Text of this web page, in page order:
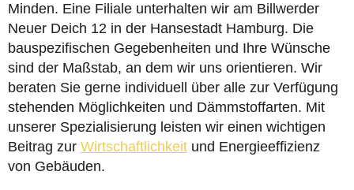
Minden. Eine Filiale unterhalten wir am Billwerder
Neuer Deich 12 in der Hansestadt Hamburg. Die
bauspezifischen Gegebenheiten und Ihre Wünsche
sind der Maßstab, an dem wir uns orientieren. Wir
beraten Sie gerne individuell über alle zur Verfügung
stehenden Möglichkeiten und Dämmstoffarten. Mit
unserer Spezialisierung leisten wir einen wichtigen
Beitrag zur Wirtschaftlichkeit und Energieeffizienz
von Gebäuden.